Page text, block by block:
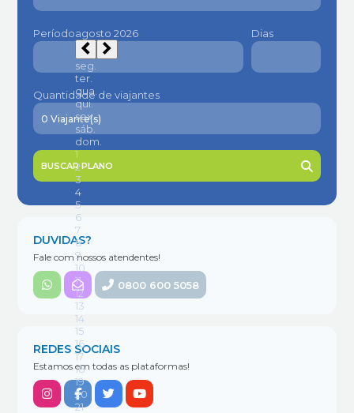
Período Dias
Quantidade de viajantes
BUSCAR PLANO
DUVIDAS?
Fale com nossos atendentes!
0800 600 5058
REDES SOCIAIS
Estamos em todas as plataformas!